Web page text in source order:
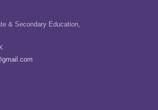
& Secondary Education,